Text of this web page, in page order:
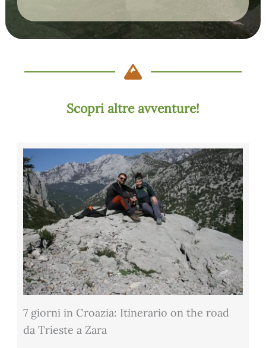
Scopri altre avventure!
7 giorni in Croazia: Itinerario on the road
da Trieste a Zara